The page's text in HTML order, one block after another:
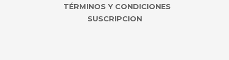
TÉRMINOS Y CONDICIONES
SUSCRIPCION